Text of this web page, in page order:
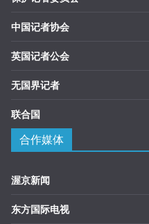
中国记者协会
英国记者公会
无国界记者
联合国
合作媒体
渥京新闻
东方国际电视